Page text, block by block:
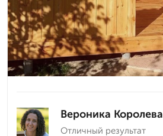
Вероника Королева
Отличный результат